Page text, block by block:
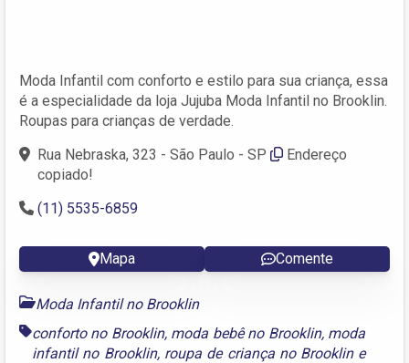
Moda Infantil com conforto e estilo para sua criança, essa
é a especialidade da loja Jujuba Moda Infantil no Brooklin.
Roupas para crianças de verdade.
Rua Nebraska, 323 - São Paulo - SP
Endereço
copiado!
(11) 5535-6859
Mapa Comente
Moda Infantil no Brooklin
conforto no Brooklin, moda bebê no Brooklin, moda
infantil no Brooklin, roupa de criança no Brookline